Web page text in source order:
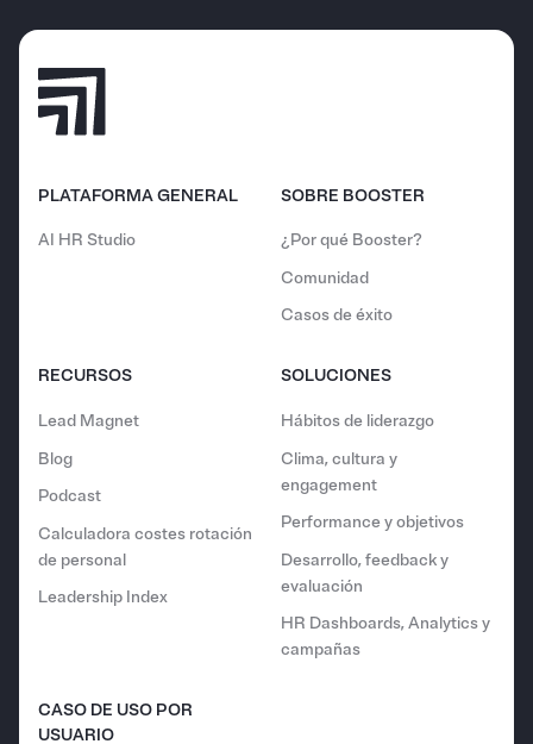
PLATAFORMA GENERAL
AI HR Studio
SOBRE BOOSTER
¿Por qué Booster?
Comunidad
Casos de éxito
RECURSOS
Lead Magnet
Blog
Podcast
Calculadora costes rotación
de personal
Leadership Index
SOLUCIONES
Hábitos de liderazgo
Clima, cultura y
engagement
Performance y objetivos
Desarrollo, feedback y
evaluación
HR Dashboards, Analytics y
campañas
CASO DE USO POR
USUARIO